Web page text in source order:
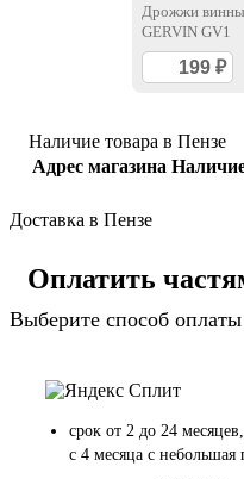
Дрожжи
GERVIN GV1
Универсальные
Наличие товара в Пензе
Адрес магазина
Доставка в Пензе
Оплатить
Выберите способ
срок от 2 до 24 месяцев,
с 4 месяца с небольшая